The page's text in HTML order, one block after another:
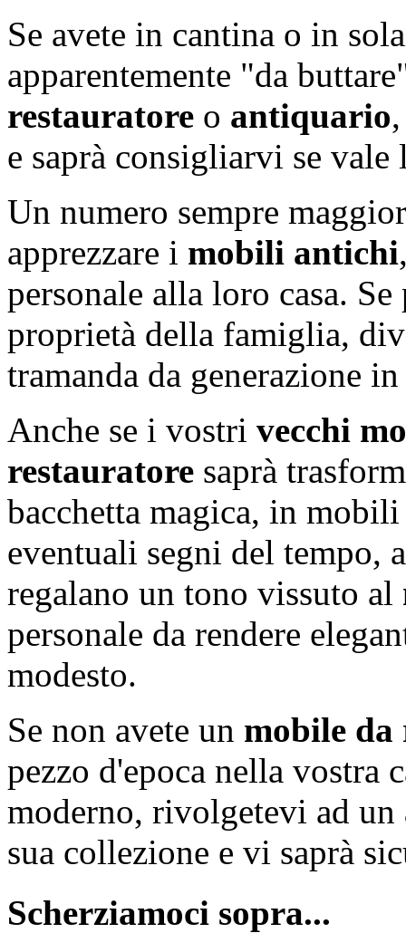
Se avete in cantina o in
apparentemente "da
restauratore o antiquario
e saprà consigliarvi se vale
Un numero sempre
apprezzare i mobili antichi
personale alla loro casa.
proprietà della famiglia,
tramanda da generazione
Anche se i vostri vecchi
restauratore saprà
bacchetta magica, in
eventuali segni del tempo,
regalano un tono vissuto al
personale da rendere
modesto.
Se non avete un mobile da
pezzo d'epoca nella vostra
moderno, rivolgetevi ad un
sua collezione e vi saprà
Scherziamoci sopra...